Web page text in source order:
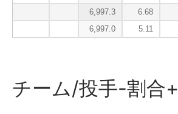
6,997.3
6.68
6,997.0
5.11
チーム/投手-割合+